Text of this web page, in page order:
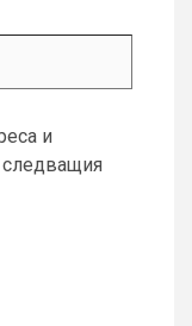
и
следващия